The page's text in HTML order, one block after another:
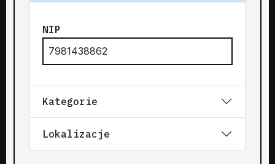
NIP
7981438862
Kategorie
Lokalizacje